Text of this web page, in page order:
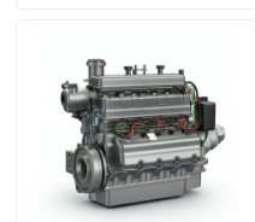
О нас
Экскурсия по заводу